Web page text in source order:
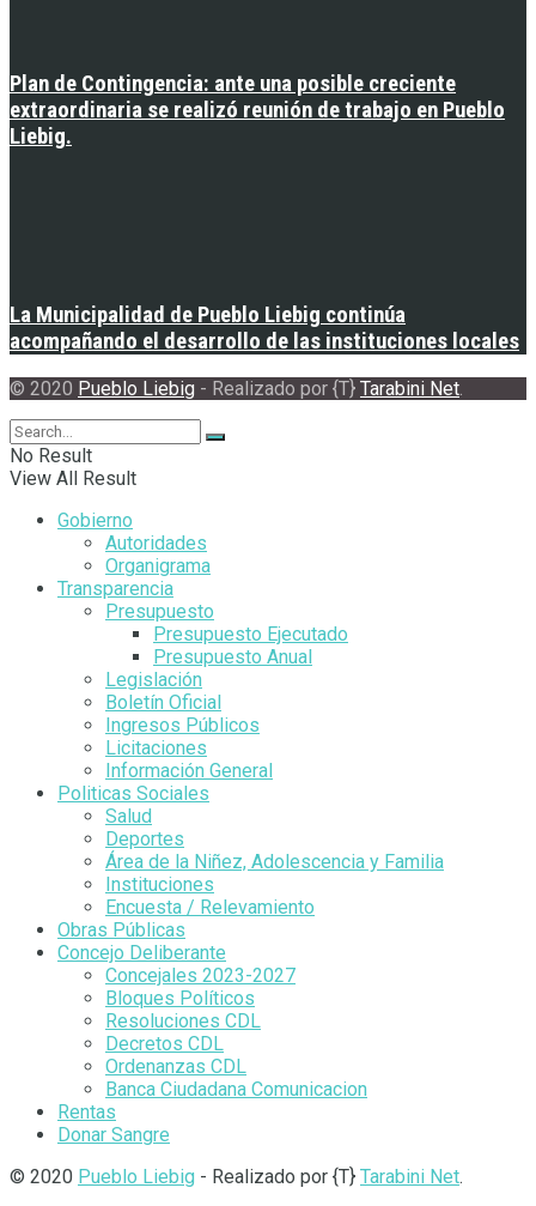
Plan de Contingencia: ante una posible creciente
extraordinaria se realizó reunión de trabajo en Pueblo
Liebig.
La Municipalidad de Pueblo Liebig continúa
acompañando el desarrollo de las instituciones locales
© 2020 Pueblo Liebig - Realizado por {T} Tarabini Net.
No Result
View All Result
Gobierno
Autoridades
Organigrama
Transparencia
Presupuesto
Presupuesto Ejecutado
Presupuesto Anual
Legislación
Boletín Oficial
Ingresos Públicos
Licitaciones
Información General
Politicas Sociales
Salud
Deportes
Área de la Niñez, Adolescencia y Familia
Instituciones
Encuesta / Relevamiento
Obras Públicas
Concejo Deliberante
Concejales 2023-2027
Bloques Políticos
Resoluciones CDL
Decretos CDL
Ordenanzas CDL
Banca Ciudadana Comunicacion
Rentas
Donar Sangre
© 2020 Pueblo Liebig - Realizado por {T} Tarabini Net.